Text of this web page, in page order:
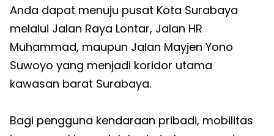
Anda dapat menuju pusat Kota Surabaya
melalui Jalan Raya Lontar, Jalan HR
Muhammad, maupun Jalan Mayjen Yono
Suwoyo yang menjadi koridor utama
kawasan barat Surabaya.
Bagi pengguna kendaraan pribadi, mobilitas